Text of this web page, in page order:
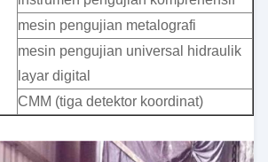
mesin pengujian metalografi
mesin pengujian universal hidraulik
layar digital
CMM (tiga detektor koordinat)